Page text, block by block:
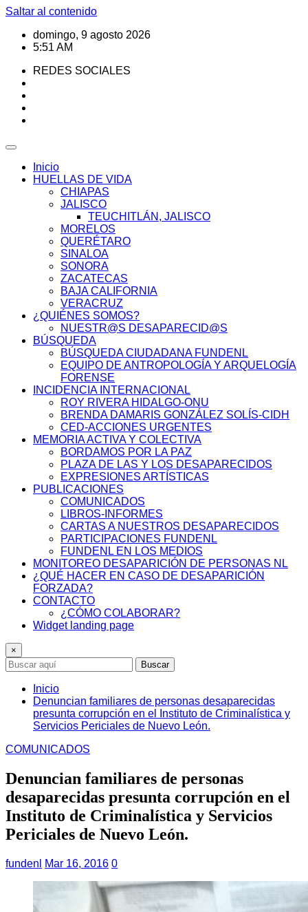
Saltar al contenido
domingo, 9 agosto 2026
5:51 AM
REDES SOCIALES
Inicio
HUELLAS DE VIDA
CHIAPAS
JALISCO
TEUCHITLÁN, JALISCO
MORELOS
QUERÉTARO
SINALOA
SONORA
ZACATECAS
BAJA CALIFORNIA
VERACRUZ
¿QUIÉNES SOMOS?
NUESTR@S DESAPARECID@S
BÚSQUEDA
BÚSQUEDA CIUDADANA FUNDENL
EQUIPO DE ANTROPOLOGÍA Y ARQUELOGÍA
FORENSE
INCIDENCIA INTERNACIONAL
ROY RIVERA HIDALGO-ONU
BRENDA DAMARIS GONZÁLEZ SOLÍS-CIDH
CED-ACCIONES URGENTES
MEMORIA ACTIVA Y COLECTIVA
BORDAMOS POR LA PAZ
PLAZA DE LAS Y LOS DESAPARECIDOS
EXPRESIONES ARTÍSTICAS
PUBLICACIONES
COMUNICADOS
LIBROS-INFORMES
CARTAS A NUESTROS DESAPARECIDOS
PARTICIPACIONES FUNDENL
FUNDENL EN LOS MEDIOS
MONITOREO DESAPARICIÓN DE PERSONAS NL
¿QUÉ HACER EN CASO DE DESAPARICIÓN
FORZADA?
CONTACTO
¿CÓMO COLABORAR?
Widget landing page
×
Buscar
Inicio
Denuncian familiares de personas desaparecidas
presunta corrupción en el Instituto de Criminalística y
Servicios Periciales de Nuevo León.
COMUNICADOS
Denuncian familiares de personas
desaparecidas presunta corrupción en el
Instituto de Criminalística y Servicios
Periciales de Nuevo León.
fundenl Mar 16, 2016 0